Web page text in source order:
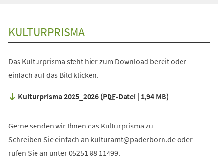
KULTURPRISMA
Das Kulturprisma steht hier zum Download bereit oder
einfach auf das Bild klicken.
Kulturprisma 2025_2026 PDF-Datei 1,94 MB
Gerne senden wir Ihnen das Kulturprisma zu.
Schreiben Sie einfach an kulturamt paderborn deoder
rufen Sie an unter 05251 88 11499.